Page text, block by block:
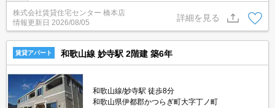
は、賃貸住宅センターまで！！
株式会社賃貸住宅センター 橋本店
情報更新日 2026/08/05
詳細を見る
賃貸アパート 和歌山線 妙寺駅 2階建 築6年
和歌山線/妙寺駅 徒歩8分
和歌山県伊都郡かつらぎ町大字丁ノ町